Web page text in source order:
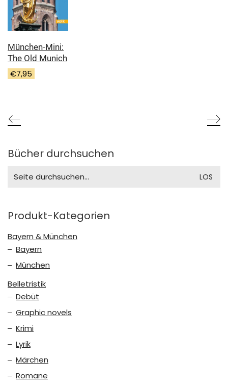
München-Mini:
The Old Munich
€7,95
Bücher durchsuchen
for:
Produkt-Kategorien
Bayern & München
Bayern
München
Belletristik
Debüt
Graphic novels
Krimi
Lyrik
Märchen
Romane